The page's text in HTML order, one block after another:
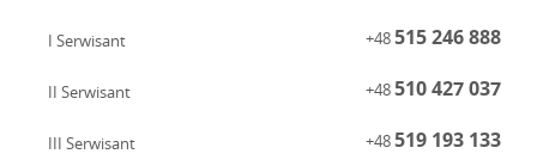
I Serwisant +48515 246 888
II Serwisant +48510 427 037
III Serwisant +48519 193 133